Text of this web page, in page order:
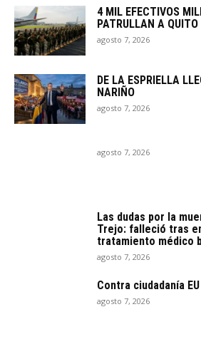
4 MIL EFECTIVOS
PATRULLAN A QUITO
agosto 7, 2026
DE LA ESPRIELLA
NARIÑO
agosto 7, 2026
agosto 7, 2026
Las dudas por la
Trejo: falleció tras
tratamiento médico
agosto 7, 2026
Contra ciudadanía
agosto 7, 2026